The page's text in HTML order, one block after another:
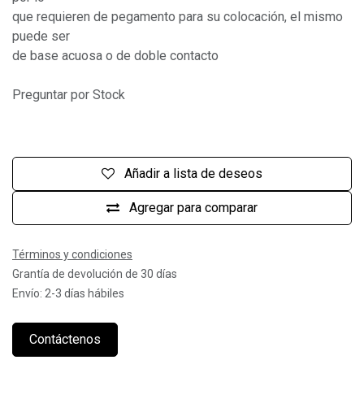
que requieren de pegamento para su colocación, el mismo
puede ser
de base acuosa o de doble contacto
Preguntar por Stock
Agregar para comparar
Añadir a lista de deseos
Términos y condiciones
Grantía de devolución de 30 días
Envío: 2-3 días hábiles
Contáctenos